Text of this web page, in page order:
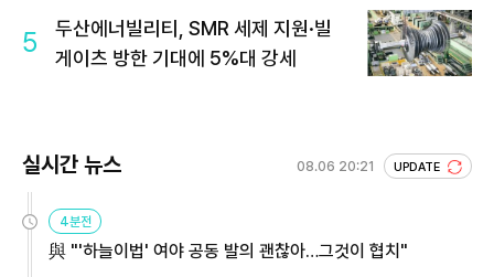
5
두산에너빌리티, SMR 세제 지원·빌
게이츠 방한 기대에 5%대 강세
실시간 뉴스 08.06 20:21 UPDATE
4분전
與 "'하늘이법' 여야 공동 발의 괜찮아…그것이 협치"